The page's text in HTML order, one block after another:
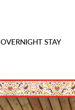
OVERNIGHT STAY